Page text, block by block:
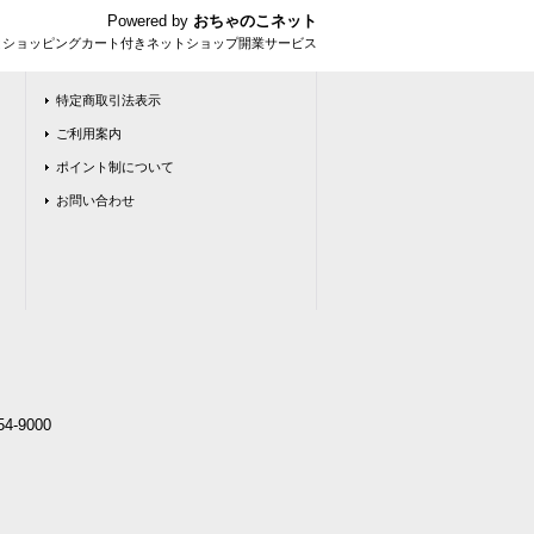
Powered by おちゃのこネット
ョッピングカート付きネットショップ開業サービス
特定商取引法表示
ご利用案内
ポイント制について
お問い合わせ
9000